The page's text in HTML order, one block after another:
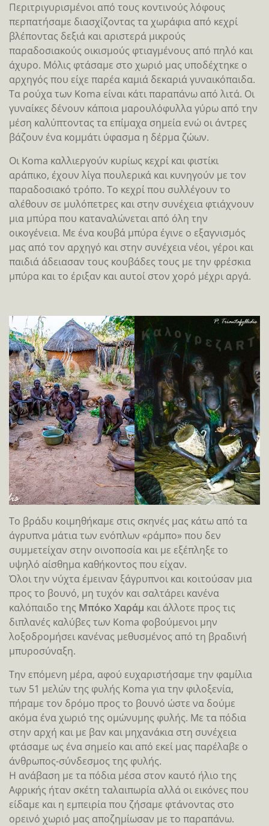
Περιτριγυρισμένοι από τους κοντινούς λόφους
περπατήσαμε διασχίζοντας τα χωράφια από κεχρί
βλέποντας δεξιά και αριστερά μικρούς
παραδοσιακούς οικισμούς φτιαγμένους από πηλό και
άχυρο. Μόλις φτάσαμε στο χωριό μας υποδέχτηκε ο
αρχηγός που είχε παρέα καμιά δεκαριά γυναικόπαιδα.
Τα ρούχα των Koma είναι κάτι παραπάνω από λιτά. Οι
γυναίκες δένουν κάποια μαρουλόφυλλα γύρω από την
μέση καλύπτοντας τα επίμαχα σημεία ενώ οι άντρες
βάζουν ένα κομμάτι ύφασμα η δέρμα ζώων.
Οι Koma καλλιεργούν κυρίως κεχρί και φιστίκι
αράπικο, έχουν λίγα πουλερικά και κυνηγούν με τον
παραδοσιακό τρόπο. Το κεχρί που συλλέγουν το
αλέθουν σε μυλόπετρες και στην συνέχεια φτιάχνουν
μια μπύρα που καταναλώνεται από όλη την
οικογένεια. Με ένα κουβά μπύρα έγινε ο εξαγνισμός
μας από τον αρχηγό και στην συνέχεια νέοι, γέροι και
παιδιά άδειασαν τους κουβάδες τους με την φρέσκια
μπύρα και το έριξαν και αυτοί στον χορό μέχρι αργά.
Το βράδυ κοιμηθήκαμε στις σκηνές μας κάτω από τα
άγρυπνα μάτια των ενόπλων «ράμπο» που δεν
συμμετείχαν στην οινοποσία και με εξέπληξε το
υψηλό αίσθημα καθήκοντος που είχαν.
Όλοι την νύχτα έμειναν ξάγρυπνοι και κοιτούσαν μια
προς το βουνό, μη τυχόν και σαλτάρει κανένα
καλόπαιδο της Μπόκο Χαράμ και άλλοτε προς τις
διπλανές καλύβες των Koma φοβούμενοι μην
λοξοδρομήσει κανένας μεθυσμένος από τη βραδινή
μπυροσύναξη.
Την επόμενη μέρα, αφού ευχαριστήσαμε την φαμίλια
των 51 μελών της φυλής Koma για την φιλοξενία,
πήραμε τον δρόμο προς το βουνό ώστε να δούμε
ακόμα ένα χωριό της ομώνυμης φυλής. Με τα πόδια
στην αρχή και με βαν και μηχανάκια στη συνέχεια
φτάσαμε ως ένα σημείο και από εκεί μας παρέλαβε ο
άνθρωπος-σύνδεσμος της φυλής.
Η ανάβαση με τα πόδια μέσα στον καυτό ήλιο της
Αφρικής ήταν σκέτη ταλαιπωρία αλλά οι εικόνες που
είδαμε και η εμπειρία που ζήσαμε φτάνοντας στο
ορεινό χωριό μας αποζημίωσαν με το παραπάνω.